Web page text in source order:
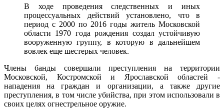
В ходе проведения следственных и иных
процессуальных действий установлено, что в
период с 2000 по 2016 годы житель Московской
области 1970 года рождения создал устойчивую
вооруженную группу, в которую в дальнейшем
вовлек еще шестерых человек.
Члены банды совершали преступления на территории
Московской, Костромской и Ярославской областей -
нападения на граждан и организации, а также другие
преступления, в том числе убийства, при этом использовали в
своих целях огнестрельное оружие.